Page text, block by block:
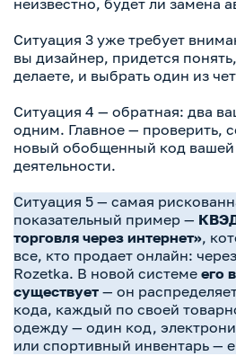
неизвестно, будет ли замена
Ситуация 3 уже требует
вы дизайнер, придется
делаете, и выбрать один из
Ситуация 4 — обратная: два
одним. Главное — проверить,
новый обобщенный код вашей
деятельности.
Ситуация 5 — самая
показательный пример —
торговля через интернет»,
все, кто продает онлайн:
Rozetka. В новой системе его
существует — он
кода, каждый по своей
одежду — один код,
или спортивный инвентарь —